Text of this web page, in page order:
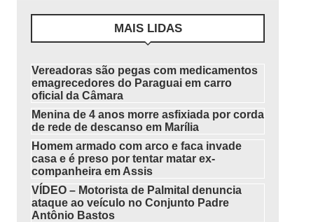
MAIS LIDAS
Vereadoras são pegas com medicamentos
emagrecedores do Paraguai em carro
oficial da Câmara
Menina de 4 anos morre asfixiada por corda
de rede de descanso em Marília
Homem armado com arco e faca invade
casa e é preso por tentar matar ex-
companheira em Assis
VÍDEO – Motorista de Palmital denuncia
ataque ao veículo no Conjunto Padre
Antônio Bastos